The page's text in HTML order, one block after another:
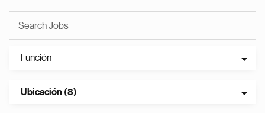
Función
Ubicación (8)